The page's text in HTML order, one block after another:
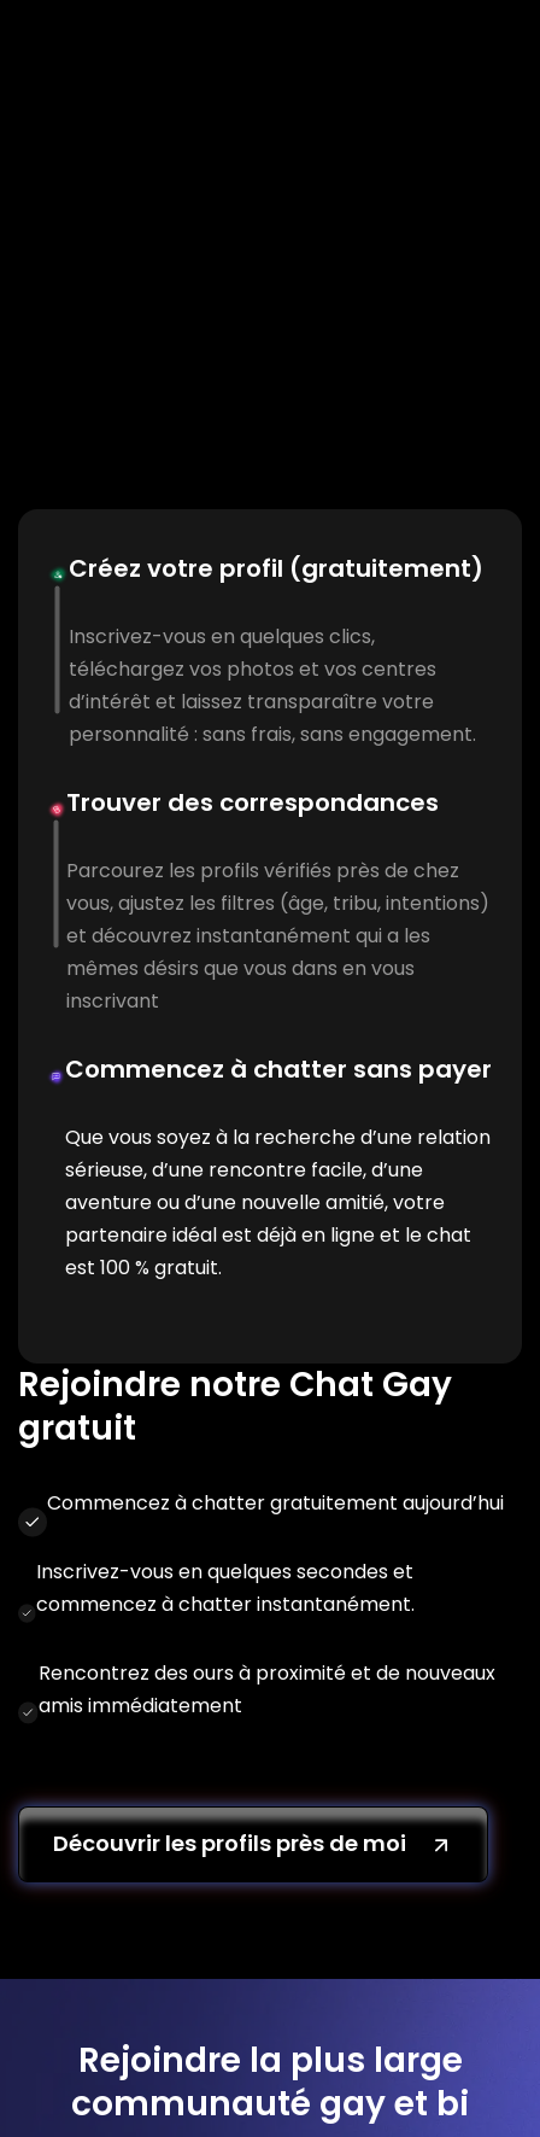
Créez votre profil (gratuitement)
Inscrivez-vous en quelques clics,
téléchargez vos photos et vos centres
d’intérêt et laissez transparaître votre
personnalité : sans frais, sans engagement.
Trouver des correspondances
Parcourez les profils vérifiés près de chez
vous, ajustez les filtres (âge, tribu, intentions)
et découvrez instantanément qui a les
mêmes désirs que vous dans en vous
inscrivant
Commencez à chatter sans payer
Que vous soyez à la recherche d’une relation
sérieuse, d’une rencontre facile, d’une
aventure ou d’une nouvelle amitié, votre
partenaire idéal est déjà en ligne et le chat
est 100 % gratuit.
Rejoindre notre Chat Gay
gratuit
Commencez à chatter gratuitement aujourd’hui
Inscrivez-vous en quelques secondes et
commencez à chatter instantanément.
Rencontrez des ours à proximité et de nouveaux
amis immédiatement
Découvrir les profils près de moi
Rejoindre la plus large
communauté gay et bi